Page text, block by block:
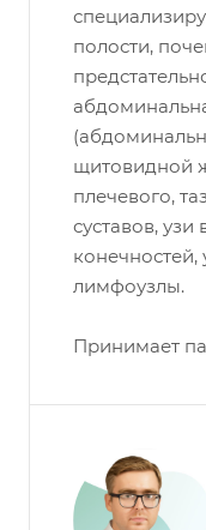
полости,
щитовидной
плечевого,
суставов,
конечностей,
лимфоузлы.
Принимает